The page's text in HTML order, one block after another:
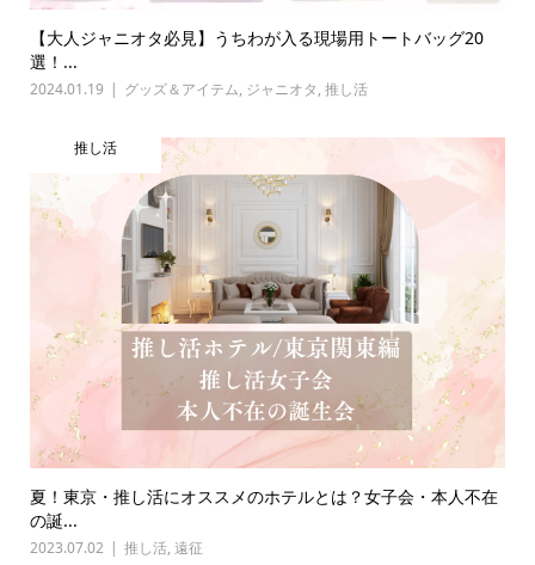
【大人ジャニオタ必見】うちわが入る現場用トートバッグ20
選！...
2024.01.19 グッズ＆アイテム, ジャニオタ, 推し活
推し活
夏！東京・推し活にオススメのホテルとは？女子会・本人不在
の誕...
2023.07.02 推し活, 遠征